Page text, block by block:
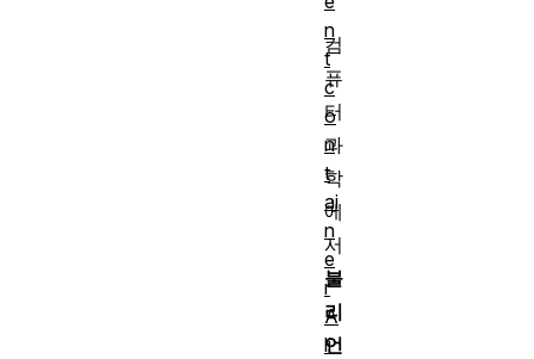
컴
퓨
터
과
학
에
서
불
리
언
n
t
c
o
n
t
ai
n
e
r
A
li